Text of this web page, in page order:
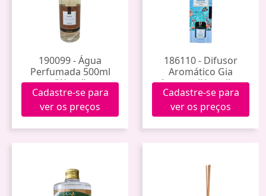
190099 - Água
Perfumada 500ml
(Wood)
Cadastre-se para
ver os preços
186110 - Difusor
Aromático Gia
Aromas (Hawaiian
Breeze) 100ml
Cadastre-se para
ver os preços